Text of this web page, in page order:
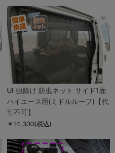
UI 虫除け 防虫ネット サイド1面
ハイエース用(ミドルルーフ)【代
引不可】
￥14,300(税込)